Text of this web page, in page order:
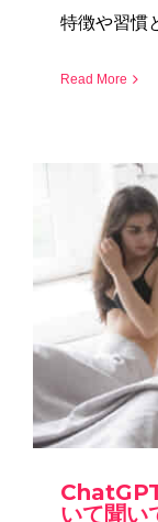
特徴や習慣
Read More
いて聞い